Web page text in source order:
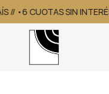
•6 CUOTAS SIN